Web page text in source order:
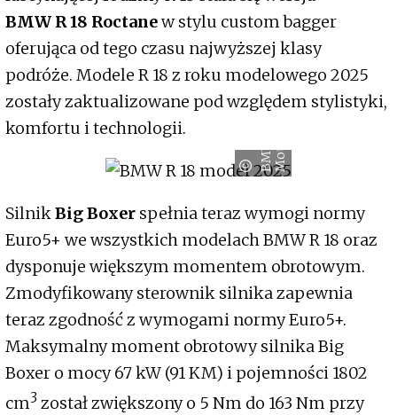
BMW R 18 Roctanew stylu custom bagger
oferująca od tego czasu najwyższej klasy
podróże. Modele R 18 z roku modelowego 2025
zostały zaktualizowane pod względem stylistyki,
komfortu i technologii.
B
M
W
M
o
t
o
r
r
ad
SilnikBig Boxer spełnia teraz wymogi normy
Euro5+ we wszystkich modelach BMW R 18 oraz
dysponuje większym momentem obrotowym.
Zmodyfikowany sterownik silnika zapewnia
teraz zgodność z wymogami normy Euro5+.
Maksymalny moment obrotowy silnika Big
Boxer o mocy 67 kW (91 KM) i pojemności 1802
cm3 został zwiększony o 5 Nm do 163 Nm przy